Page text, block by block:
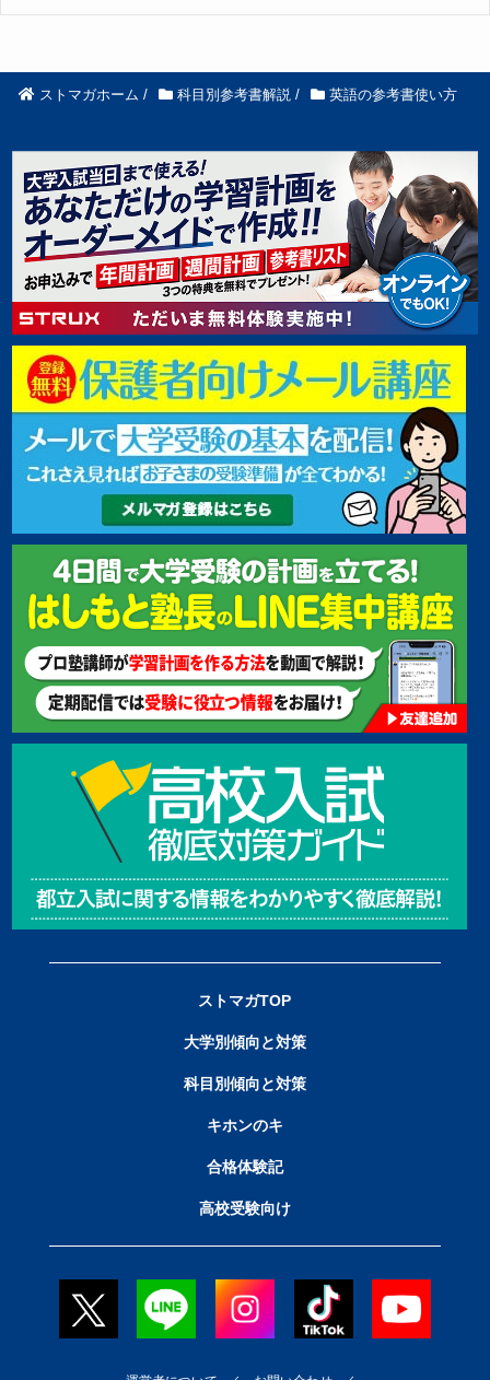
ストマガホーム / 科目別参考書解説 / 英語の参考書使い方
ストマガTOP
大学別傾向と対策
科目別傾向と対策
キホンのキ
合格体験記
高校受験向け